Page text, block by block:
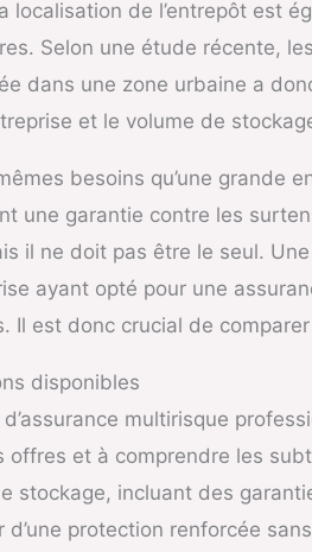
de l’entrepôt est
Selon une étude récente,
dans une zone urbaine a
et le volume de
besoins qu’une
une garantie contre les
il ne doit pas être le seul.
ayant opté pour une
Il est donc crucial de
disponibles
multirisque
et à comprendre les
stockage, incluant des
protection renforcée